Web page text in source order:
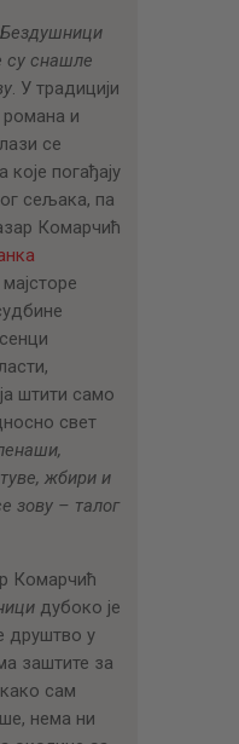
Бездушници
су снашле
. У традицији
романа и
се
погађају
сељака, па
Комарчић
штити само
свет
жбири и
зову – талог
Комарчић
дубоко је
друштво у
заштите за
сам
нема ни